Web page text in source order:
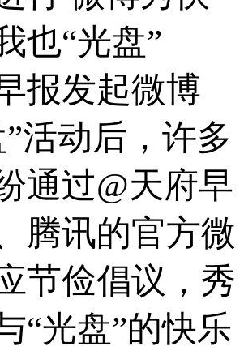
也“光盘”
报发起微博
活动后，许多
通过@天府早
腾讯的官方微
节俭倡议，秀
“光盘”的快乐